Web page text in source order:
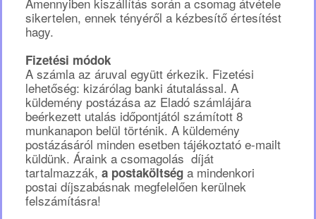
sikertelen, ennek tényéről a kézbesítő értesítést
hagy.
Fizetési módok
A számla az áruval együtt érkezik. Fizetési
lehetőség: kizárólag banki átutalással. A
küldemény postázása az Eladó számlájára
beérkezett utalás időpontjától számított 8
munkanapon belül történik. A küldemény
postázásáról minden esetben tájékoztató e-mailt
küldünk. Áraink a csomagolás díját
tartalmazzák, a postaköltség a mindenkori
postai díjszabásnak megfelelően kerülnek
felszámításra!